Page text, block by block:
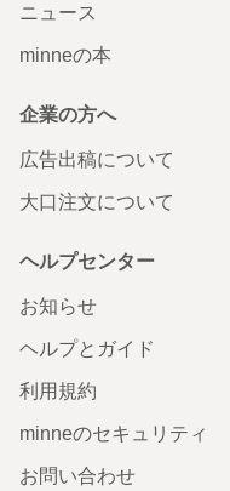
ニュース
minneの本
企業の方へ
広告出稿について
大口注文について
ヘルプセンター
お知らせ
ヘルプとガイド
利用規約
minneのセキュリティ
お問い合わせ